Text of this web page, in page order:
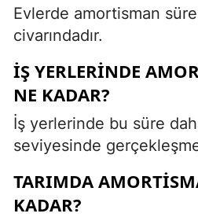
Evlerde amortisman
civarındadır.
İŞ YERLERINDE
NE KADAR?
İş yerlerinde bu süre
seviyesinde
TARIMDA
KADAR?